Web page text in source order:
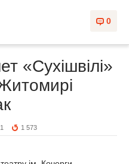
0
«Сухішвілі»
1 573